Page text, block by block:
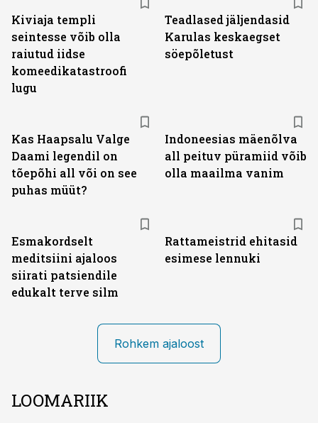
Kiviaja templi
seintesse võib olla
raiutud iidse
komeedikatastroofi
lugu
Teadlased jäljendasid
Karulas keskaegset
söepõletust
Kas Haapsalu Valge
Daami legendil on
tõepõhi all või on see
puhas müüt?
Indoneesias mäenõlva
all peituv püramiid võib
olla maailma vanim
Esmakordselt
meditsiini ajaloos
siirati patsiendile
edukalt terve silm
Rattameistrid ehitasid
esimese lennuki
Rohkem ajaloost
LOOMARIIK